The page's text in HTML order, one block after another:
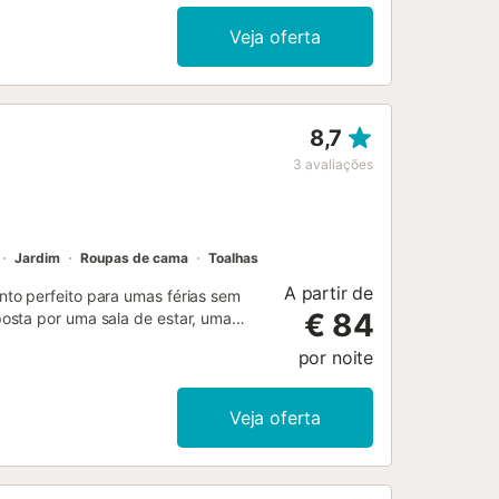
Veja oferta
8,7
3 avaliações
Jardim Roupas de cama Toalhas
perfeito para umas férias sem
por uma sala de estar, uma
chamadas de vídeo), uma
aluguer de férias dispõe de um
de acesso a uma área exterior
estão localizadas a curta
e estacionamento gratuito
A partir de
€ 84
por noite
Veja oferta